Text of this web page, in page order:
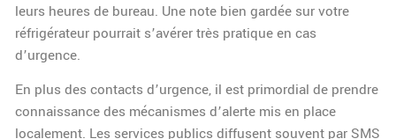
leurs heures de bureau. Une note bien gardée sur votre
réfrigérateur pourrait s’avérer très pratique en cas
d’urgence.
En plus des contacts d’urgence, il est primordial de prendre
connaissance des mécanismes d’alerte mis en place
localement. Les services publics diffusent souvent par SMS